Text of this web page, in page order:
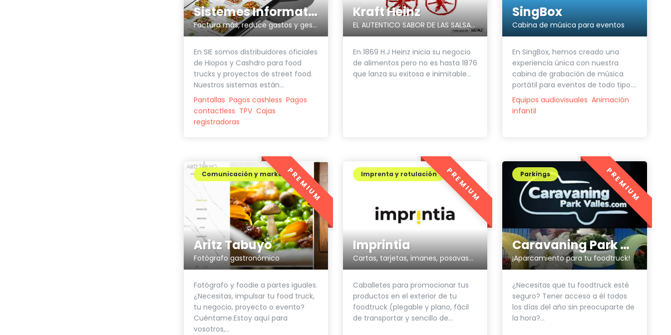
Sistemes Informatics Empordà SLL
Factura más, reduce gastos y gestiona más fácilmente tu negocio
En SIE somos distribuidores oficiales
de Hiopos y Cashdro para food
trucks y proyectos de street food.
Nuestros sistemas están...
Pantallas Pagos cashless Pagos
contactless TPV Cajas
registradoras
Kraft Heinz
EL AUTENTICO SABOR DE LAS SALSAS HEINZ
En 1869 H.J Heinz inicia su negocio
de alimentos pero no es hasta 1876
que lanza su exitosa e inimitable...
SingBox
Cabina de música para eventos
En SingBox, hemos creado una
experiencia única con nuestra
cabina de grabación de música
portátil para eventos de todo tipo....
Equipos audiovisuales Animación
infantil
Aritz Tabuyo
Fotógrafo gastronómico
Comunicación y marketing
Fotógrafo y foodie a partes iguales.
¿Necesitas, impulsar tu food truck,
tu negocio, proyecto o evento?
Cuéntame.Estoy aquí para
vosotros,...
PREMIUM
Imprintia
Cartas, tarjetas, imanes, posavasos,... te lo imprimimos todo.
Imprenta y rotulación
Caballetes para promocionar tus
productos en el exterior de tu
foodtruck (plegable y plano, fácil
de transportar y sencillo de...
PREMIUM
Caravaning Park Vallès
¡Aparcamiento para tu foodtruck!
Parkings
¿Necesitas que tu foodtruck esté
seguro? Tener acceso a él todos
los días del año sin preocuparte de
la hora?...
PREMIUM